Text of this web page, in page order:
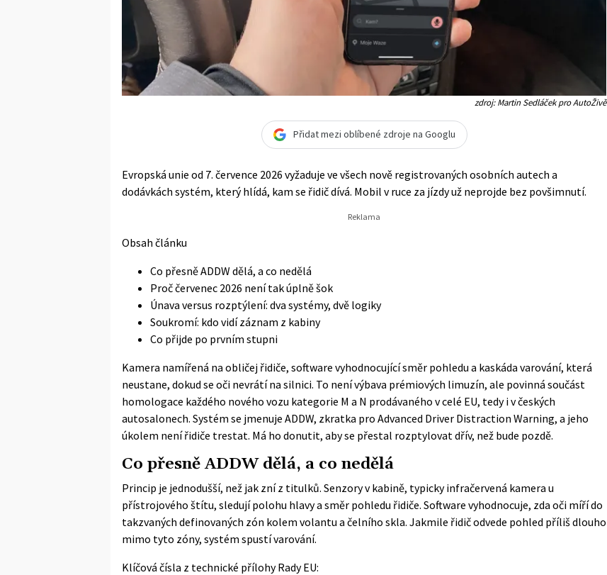
zdroj: Martin Sedláček pro AutoŽivě
Přidat mezi oblíbené zdroje na Googlu
Evropská unie od 7. července 2026 vyžaduje ve všech nově registrovaných osobních autech a
dodávkách systém, který hlídá, kam se řidič dívá. Mobil v ruce za jízdy už neprojde bez povšimnutí.
Obsah článku
Co přesně ADDW dělá, a co nedělá
Proč červenec 2026 není tak úplně šok
Únava versus rozptýlení: dva systémy, dvě logiky
Soukromí: kdo vidí záznam z kabiny
Co přijde po prvním stupni
Kamera namířená na obličej řidiče, software vyhodnocující směr pohledu a kaskáda varování, která
neustane, dokud se oči nevrátí na silnici. To není výbava prémiových limuzín, ale povinná součást
homologace každého nového vozu kategorie M a N prodávaného v celé EU, tedy i v českých
autosalonech. Systém se jmenuje ADDW, zkratka pro Advanced Driver Distraction Warning, a jeho
úkolem není řidiče trestat. Má ho donutit, aby se přestal rozptylovat dřív, než bude pozdě.
Co přesně ADDW dělá, a co nedělá
Princip je jednodušší, než jak zní z titulků. Senzory v kabině, typicky infračervená kamera u
přístrojového štítu, sledují polohu hlavy a směr pohledu řidiče. Software vyhodnocuje, zda oči míří do
takzvaných definovaných zón kolem volantu a čelního skla. Jakmile řidič odvede pohled příliš dlouho
mimo tyto zóny, systém spustí varování.
Klíčová čísla z technické přílohy Rady EU: